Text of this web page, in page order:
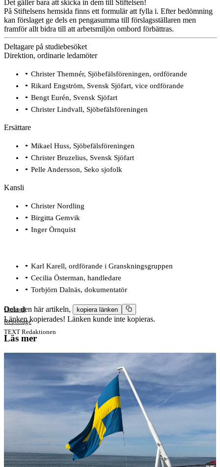
Det gäller bara att skicka in dem till Stiftelsen!
På Stiftelsens hemsida finns ett formulär att fylla i. Efter bedömning
kan förslaget ge dels en pengasumma till förslagsställaren men
framför allt bidra till att arbetsmiljön ombord förbättras.
Deltagare på studiebesöket
Direktion, ordinarie ledamöter
Christer Themnér, Sjöbefälsföreningen, ordförande
Rikard Engström, Svensk Sjöfart, vice ordförande
Bengt Eurén, Svensk Sjöfart
Christer Lindvall, Sjöbefälsföreningen
Ersättare
Mikael Huss, Sjöbefälsföreningen
Christer Bruzelius, Svensk Sjöfart
Pelle Andersson, Seko sjofolk
Kansli
Christer Nordling
Birgitta Gemvik
Inger Örnquist
Karl Karell, ordförande i Granskningsgruppen
Cecilia Österman, handledare
Torbjörn Dalnäs, dokumentatör
Ombord
Reportage
TEXT Redaktionen
Dela den här artikeln, kopiera länken
Länken kopierades! Länken kunde inte kopieras.
Läs mer